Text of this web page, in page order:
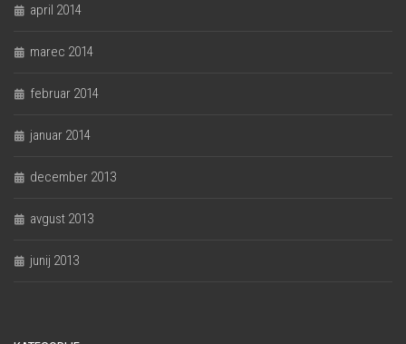
april 2014
marec 2014
februar 2014
januar 2014
december 2013
avgust 2013
junij 2013